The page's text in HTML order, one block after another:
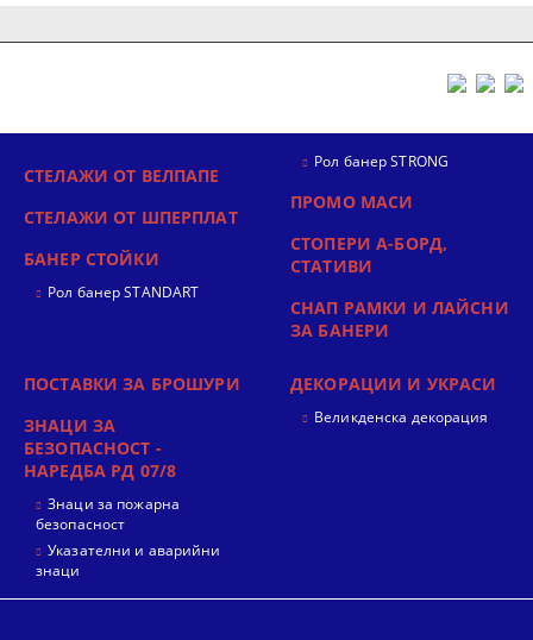
СТЕЛАЖИ ОТ ВЕЛПАПЕ
СТЕЛАЖИ ОТ ШПЕРПЛАТ
БАНЕР СТОЙКИ
Рол банер STANDART
Рол банер STRONG
ПРОМО МАСИ
СТОПЕРИ А-БОРД,
СТАТИВИ
СНАП РАМКИ И ЛАЙСНИ
ЗА БАНЕРИ
ПОСТАВКИ ЗА БРОШУРИ
ЗНАЦИ ЗА
БЕЗОПАСНОСТ -
НАРЕДБА РД 07/8
Знаци за пожарна
безопасност
Указателни и аварийни
знаци
ДЕКОРАЦИИ И УКРАСИ
Великденска декорация